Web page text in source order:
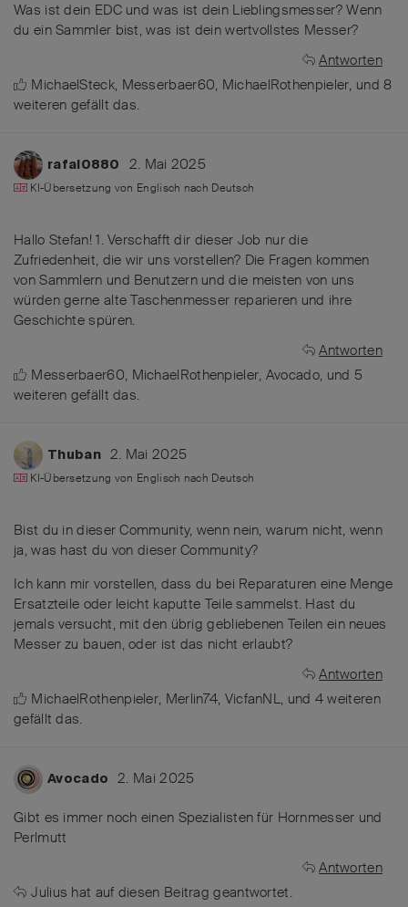
Was ist dein EDC und was ist dein Lieblingsmesser? Wenn
du ein Sammler bist, was ist dein wertvollstes Messer?
Antworten
MichaelSteck, Messerbaer60, MichaelRothenpieler, und8
weiteren gefällt das.
rafal0880 2. Mai 2025
KI-Übersetzung von Englisch nach Deutsch
Hallo Stefan! 1. Verschafft dir dieser Job nur die
Zufriedenheit, die wir uns vorstellen? Die Fragen kommen
von Sammlern und Benutzern und die meisten von uns
würden gerne alte Taschenmesser reparieren und ihre
Geschichte spüren.
Antworten
Messerbaer60, MichaelRothenpieler, Avocado, und 5
weiteren gefällt das.
Thuban 2. Mai 2025
KI-Übersetzung von Englisch nach Deutsch
Bist du in dieser Community, wenn nein, warum nicht, wenn
ja, was hast du von dieser Community?
Ich kann mir vorstellen, dass du bei Reparaturen eine Menge
Ersatzteile oder leicht kaputte Teile sammelst. Hast du
jemals versucht, mit den übrig gebliebenen Teilen ein neues
Messer zu bauen, oder ist das nicht erlaubt?
Antworten
MichaelRothenpieler, Merlin74, VicfanNL, und 4 weiteren
gefällt das.
Avocado 2. Mai 2025
Gibt es immer noch einen Spezialisten für Hornmesser und
Perlmutt
Antworten
Julius hat auf diesen Beitrag geantwortet.